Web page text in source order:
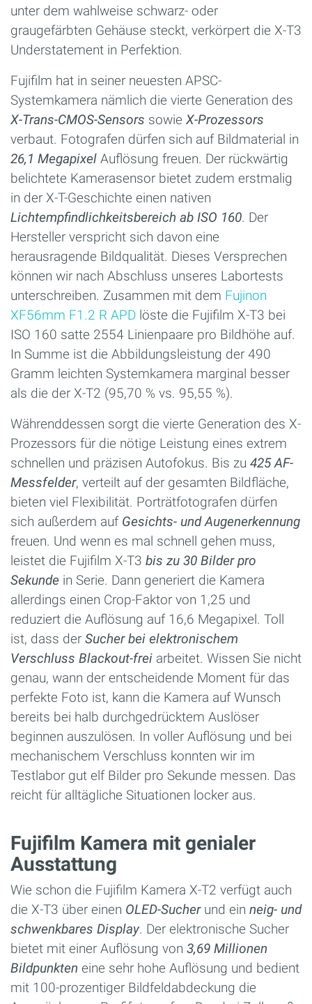
unter dem wahlweise schwarz- oder
graugefärbten Gehäuse steckt, verkörpert die X-T3
Understatement in Perfektion.
Fujifilm hat in seiner neuesten APSC-
Systemkamera nämlich die vierte Generation des
X-Trans-CMOS-Sensors sowie X-Prozessors
verbaut. Fotografen dürfen sich auf Bildmaterial in
26,1 Megapixel Auflösung freuen. Der rückwärtig
belichtete Kamerasensor bietet zudem erstmalig
in der X-T-Geschichte einen nativen
Lichtempfindlichkeitsbereich ab ISO 160. Der
Hersteller verspricht sich davon eine
herausragende Bildqualität. Dieses Versprechen
können wir nach Abschluss unseres Labortests
unterschreiben. Zusammen mit dem Fujinon
XF56mm F1.2 R APD löste die Fujifilm X-T3 bei
ISO 160 satte 2554 Linienpaare pro Bildhöhe auf.
In Summe ist die Abbildungsleistung der 490
Gramm leichten Systemkamera marginal besser
als die der X-T2 (95,70 % vs. 95,55 %).
Währenddessen sorgt die vierte Generation des X-
Prozessors für die nötige Leistung eines extrem
schnellen und präzisen Autofokus. Bis zu 425 AF-
Messfelder, verteilt auf der gesamten Bildfläche,
bieten viel Flexibilität. Porträtfotografen dürfen
sich außerdem auf Gesichts- und Augenerkennung
freuen. Und wenn es mal schnell gehen muss,
leistet die Fujifilm X-T3 bis zu 30 Bilder pro
Sekunde in Serie. Dann generiert die Kamera
allerdings einen Crop-Faktor von 1,25 und
reduziert die Auflösung auf 16,6 Megapixel. Toll
ist, dass der Sucher bei elektronischem
Verschluss Blackout-frei arbeitet. Wissen Sie nicht
genau, wann der entscheidende Moment für das
perfekte Foto ist, kann die Kamera auf Wunsch
bereits bei halb durchgedrücktem Auslöser
beginnen auszulösen. In voller Auflösung und bei
mechanischem Verschluss konnten wir im
Testlabor gut elf Bilder pro Sekunde messen. Das
reicht für alltägliche Situationen locker aus.
Fujifilm Kamera mit genialer
Ausstattung
Wie schon die Fujifilm Kamera X-T2 verfügt auch
die X-T3 über einen OLED-Sucherund ein neig- und
schwenkbares Display. Der elektronische Sucher
bietet mit einer Auflösung von 3,69 Millionen
Bildpunkten eine sehr hohe Auflösung und bedient
mit 100-prozentiger Bildfeldabdeckung die